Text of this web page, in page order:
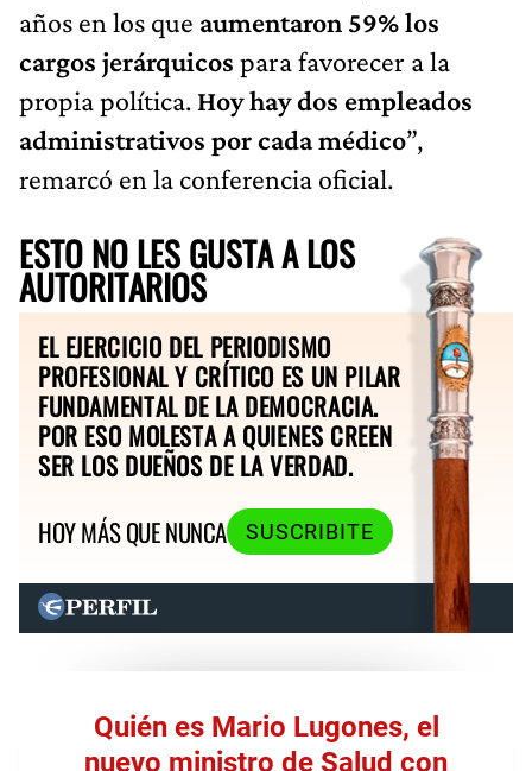
años en los que aumentaron 59% los
cargos jerárquicos para favorecer a la
propia política. Hoy hay dos empleados
administrativos por cada médico”,
remarcó en la conferencia oficial.
ESTO NO LES GUSTA A LOS
AUTORITARIOS
EL EJERCICIO DEL PERIODISMO
PROFESIONAL Y CRÍTICO ES UN PILAR
FUNDAMENTAL DE LA DEMOCRACIA.
POR ESO MOLESTA A QUIENES CREEN
SER LOS DUEÑOS DE LA VERDAD.
HOY MÁS QUE NUNCA
SUSCRIBITE
Quién es Mario Lugones, el
nuevo ministro de Salud con